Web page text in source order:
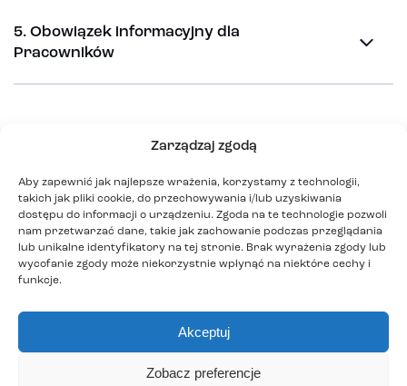
Zarządzaj zgodą
Aby zapewnić jak najlepsze wrażenia, korzystamy z technologii,
takich jak pliki cookie, do przechowywania i/lub uzyskiwania
dostępu do informacji o urządzeniu. Zgoda na te technologie pozwoli
nam przetwarzać dane, takie jak zachowanie podczas przeglądania
lub unikalne identyfikatory na tej stronie. Brak wyrażenia zgody lub
wycofanie zgody może niekorzystnie wpłynąć na niektóre cechy i
funkcje.
Akceptuj
Zobacz preferencje
5. Obowiązek informacyjny dla
Pracowników
7. Obowiązek informacyjny dla
Kontrahentów
8. Badania w ramach projektu „Centrum